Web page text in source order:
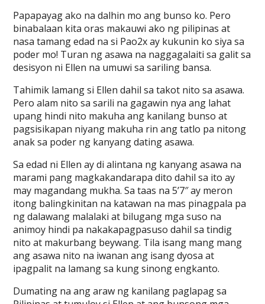
Papapayag ako na dalhin mo ang bunso ko. Pero
binabalaan kita oras makauwi ako ng pilipinas at
nasa tamang edad na si Pao2x ay kukunin ko siya sa
poder mo! Turan ng asawa na naggagalaiti sa galit sa
desisyon ni Ellen na umuwi sa sariling bansa.
Tahimik lamang si Ellen dahil sa takot nito sa asawa.
Pero alam nito sa sarili na gagawin nya ang lahat
upang hindi nito makuha ang kanilang bunso at
pagsisikapan niyang makuha rin ang tatlo pa nitong
anak sa poder ng kanyang dating asawa.
Sa edad ni Ellen ay di alintana ng kanyang asawa na
marami pang magkakandarapa dito dahil sa ito ay
may magandang mukha. Sa taas na 5’7″ ay meron
itong balingkinitan na katawan na mas pinagpala pa
ng dalawang malalaki at bilugang mga suso na
animoy hindi pa nakakapagpasuso dahil sa tindig
nito at makurbang beywang. Tila isang mang mang
ang asawa nito na iwanan ang isang dyosa at
ipagpalit na lamang sa kung sinong engkanto.
Dumating na ang araw ng kanilang paglapag sa